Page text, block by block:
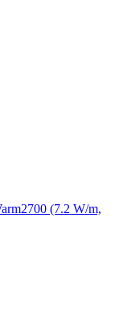
(7.2 W/m,